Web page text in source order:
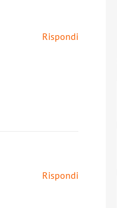
Rispondi
Rispondi